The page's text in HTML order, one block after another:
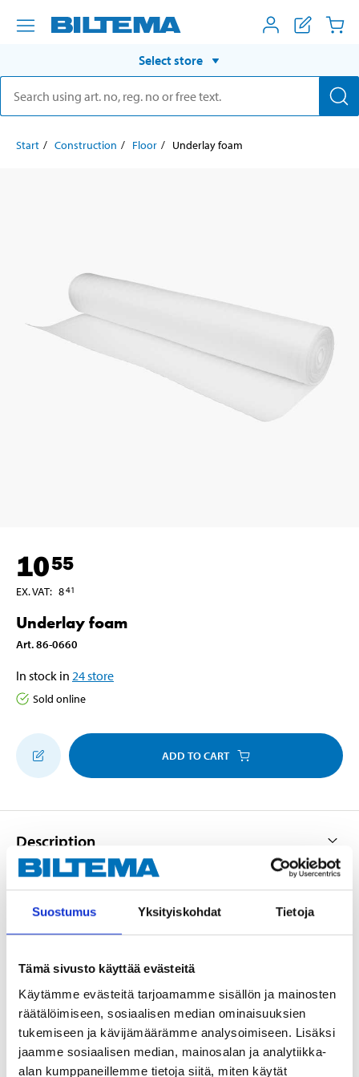
Suostumus Yksityiskohdat Tietoja
Tämä sivusto käyttää evästeitä
Käytämme evästeitä tarjoamamme sisällön ja mainosten
räätälöimiseen, sosiaalisen median ominaisuuksien
tukemiseen ja kävijämäärämme analysoimiseen. Lisäksi
jaamme sosiaalisen median, mainosalan ja analytiikka-
alan kumppaneillemme tietoja siitä, miten käytät
Select store
Start Construction Floor Underlay foam
1055
EX. VAT: 841
Underlay foam
Art.86-0660
In stock in 24store
Sold online
ADD TO CART
Description
For dampening footsteps when laying flooring. For
use on dry and damp-proofed flooring.
Technical specifications
Material
Polyethylene
Dimensions